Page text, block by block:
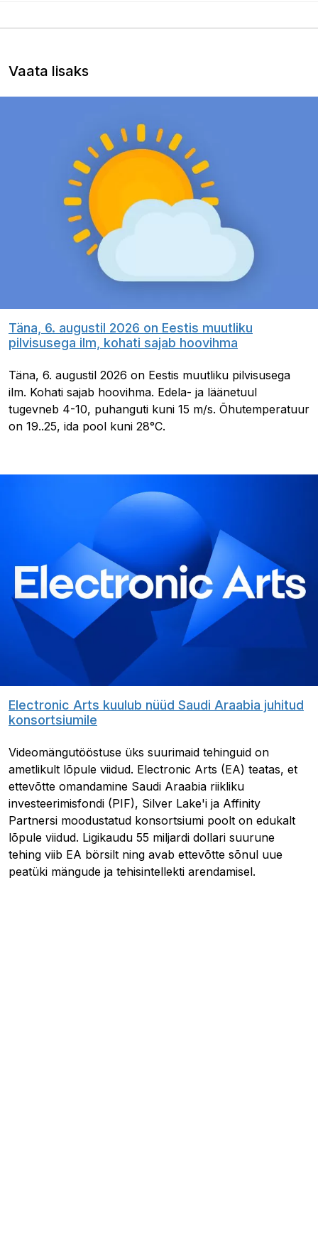
Vaata lisaks
Täna, 6. augustil 2026 on Eestis muutliku
pilvisusega ilm, kohati sajab hoovihma
Täna, 6. augustil 2026 on Eestis muutliku pilvisusega
ilm. Kohati sajab hoovihma. Edela- ja läänetuul
tugevneb 4-10, puhanguti kuni 15 m/s. Õhutemperatuur
on 19..25, ida pool kuni 28°C.
Electronic Arts kuulub nüüd Saudi Araabia juhitud
konsortsiumile
Videomängutööstuse üks suurimaid tehinguid on
ametlikult lõpule viidud. Electronic Arts (EA) teatas, et
ettevõtte omandamine Saudi Araabia riikliku
investeerimisfondi (PIF), Silver Lake'i ja Affinity
Partnersi moodustatud konsortsiumi poolt on edukalt
lõpule viidud. Ligikaudu 55 miljardi dollari suurune
tehing viib EA börsilt ning avab ettevõtte sõnul uue
peatüki mängude ja tehisintellekti arendamisel.